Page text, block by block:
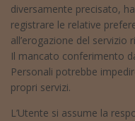
diversamente precisato,
registrare le relative
all’erogazione del servizio
Il mancato conferimento
Personali potrebbe
propri servizi.
L’Utente si assume la